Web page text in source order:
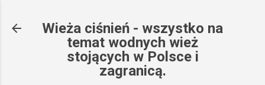
Wieża ciśnień - wszystko na
temat wodnych wież
stojących w Polsce i
zagranicą.